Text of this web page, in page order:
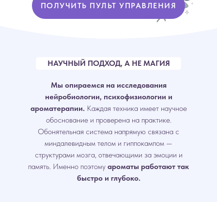
ПОЛУЧИТЬ ПУЛЬТ УПРАВЛЕНИЯ
НАУЧНЫЙ ПОДХОД, А НЕ МАГИЯ
Мы опираемся на исследования
нейробиологии, психофизиологии и
ароматерапии. Каждая техника имеет научное
обоснование и проверена на практике.
Обонятельная система напрямую связана с
миндалевидным телом и гиппокампом —
структурами мозга, отвечающими за эмоции и
память. Именно поэтому ароматы работают так
быстро и глубоко.